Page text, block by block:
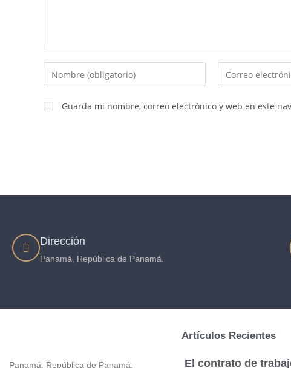
Guarda mi nombre, correo electrónico y web en este
Dirección
Panamá, República de Panamá.
Panamá, República de Panamá.
Artículos Recientes
El contrato de